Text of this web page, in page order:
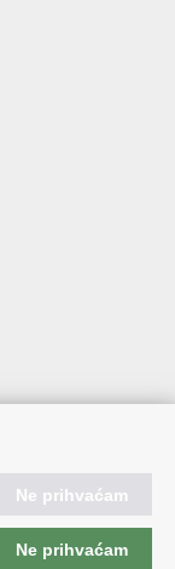
Ne prihvaćam
Ne prihvaćam